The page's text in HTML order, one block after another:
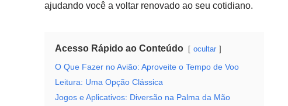
ajudando você a voltar renovado ao seu cotidiano.
Acesso Rápido ao Conteúdo ocultar
O Que Fazer no Avião: Aproveite o Tempo de Voo
Leitura: Uma Opção Clássica
Jogos e Aplicativos: Diversão na Palma da Mão